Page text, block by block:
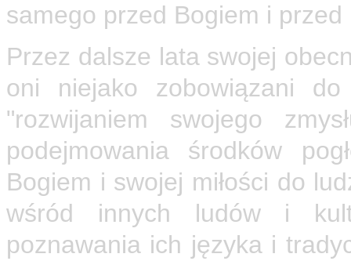
samego przed Bogiem i przed
Przez dalsze lata swojej
oni niejako zobowiązani
"rozwijaniem swojego
podejmowania środków
Bogiem i swojej miłości do
wśród innych ludów i
poznawania ich języka i